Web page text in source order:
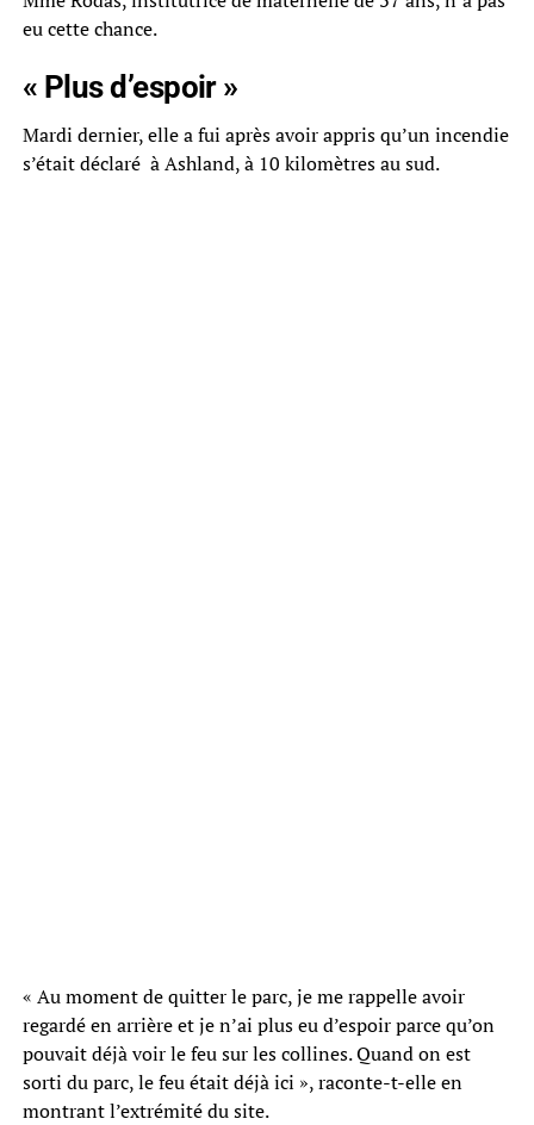
eu cette chance.
« Plus d’espoir »
Mardi dernier, elle a fui après avoir appris qu’un incendie
s’était déclaré à Ashland, à 10 kilomètres au sud.
« Au moment de quitter le parc, je me rappelle avoir
regardé en arrière et je n’ai plus eu d’espoir parce qu’on
pouvait déjà voir le feu sur les collines. Quand on est
sorti du parc, le feu était déjà ici », raconte-t-elle en
montrant l’extrémité du site.